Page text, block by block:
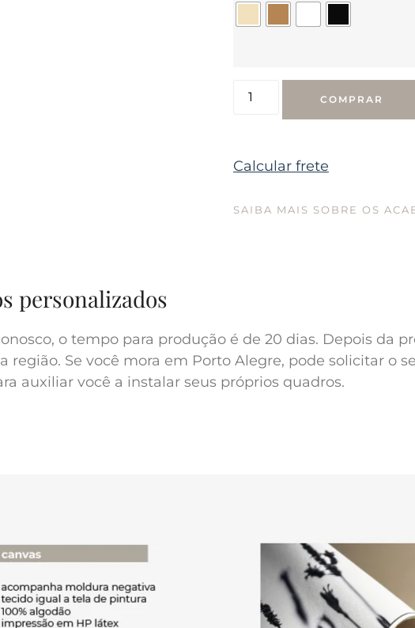
COMPRAR
Calcular frete
SAIBA MAIS SOBRE OS
personalizados
o tempo para produção é de 20 dias. Depois da
região. Se você mora em Porto Alegre, pode solicitar o
auxiliar você a instalar seus próprios quadros.